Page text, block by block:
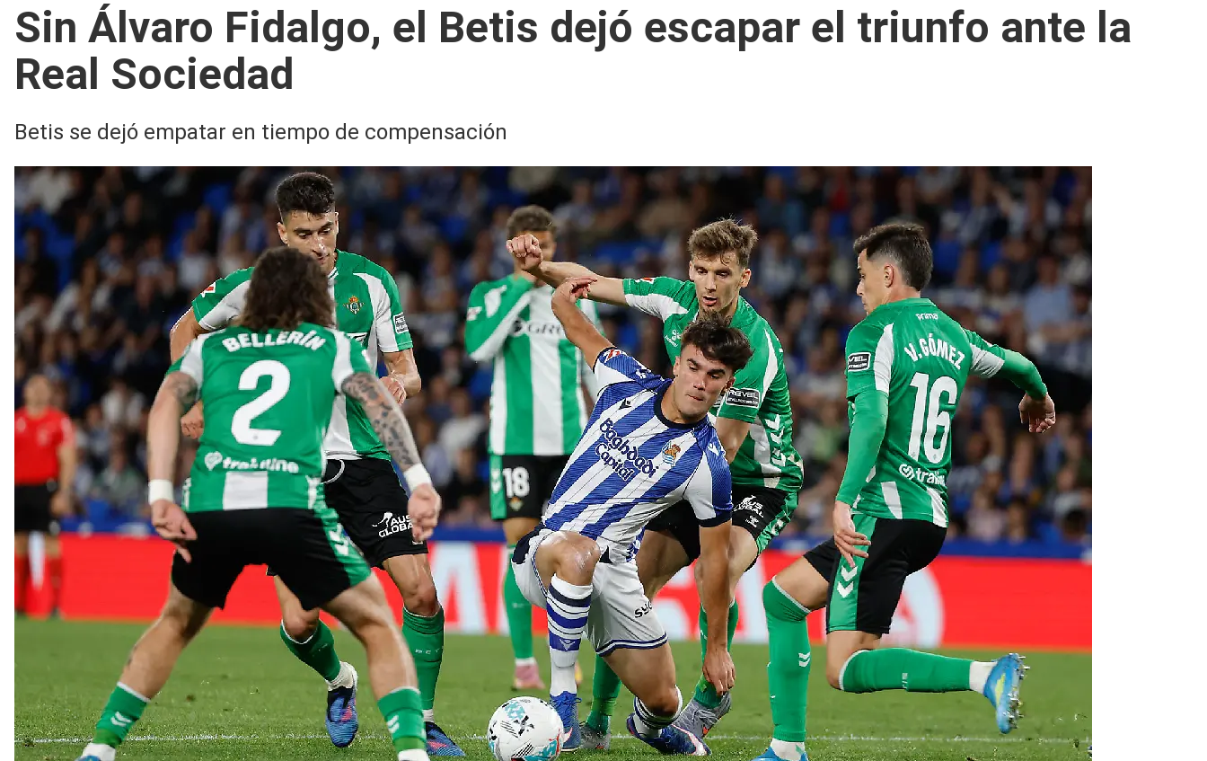
Sin Álvaro Fidalgo, el Betis dejó escapar el triunfo ante la
Real Sociedad
Betis se dejó empatar en tiempo de compensación